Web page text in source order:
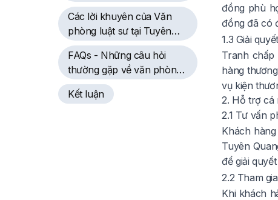
Tuyên Quang
Các lời khuyên của Văn
phòng luật sư tại Tuyên
Quang
FAQs - Những câu hỏi
thường gặp về văn phòng
luật sư tại Tuyên Quang
Kết luận
đồng phù
đồng đã có
1.3 Giải
Tranh chấp
hàng
vụ kiện
2. Hỗ trợ cá
2.1 Tư vấn
Khách
Tuyên
để giải
2.2 Tham
Khi khách